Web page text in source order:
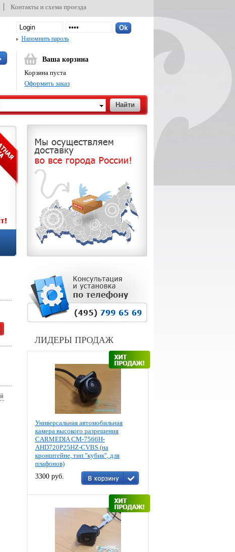
Контакты и схема проезда
Напомнить пароль
Ваша корзина
Корзина пуста
Оформить заказ
ЛИДЕРЫ ПРОДАЖ
Универсальная автомобильная
камера высокого разрешения
CARMEDIA CM-7566H-
AHD720P25HZ-CVBS (на
кронштейне, тип "кубик", для
плафонов)
3300 руб.